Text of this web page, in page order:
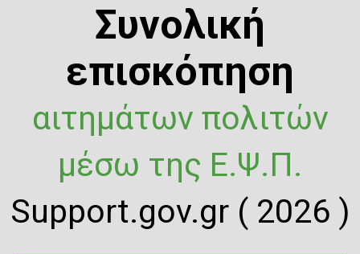
Συνολική
επισκόπηση
αιτημάτων πολιτών
μέσω της Ε.Ψ.Π.
Support.gov.gr ( 2026 )